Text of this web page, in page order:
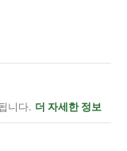
니다. 더 자세한 정보